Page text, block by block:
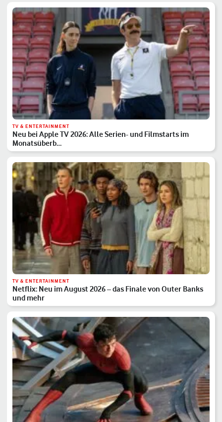
TV & ENTERTAINMENT
Neu bei Apple TV 2026: Alle Serien- und Filmstarts im
Monatsüberb…
TV & ENTERTAINMENT
Netflix: Neu im August 2026 – das Finale von Outer Banks
und mehr